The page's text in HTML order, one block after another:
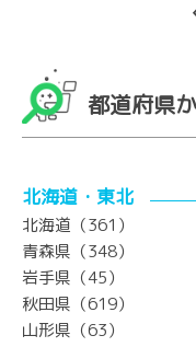
都道府県
北海道・東北
北海道（361）
青森県（348）
岩手県（45）
秋田県（619）
山形県（63）